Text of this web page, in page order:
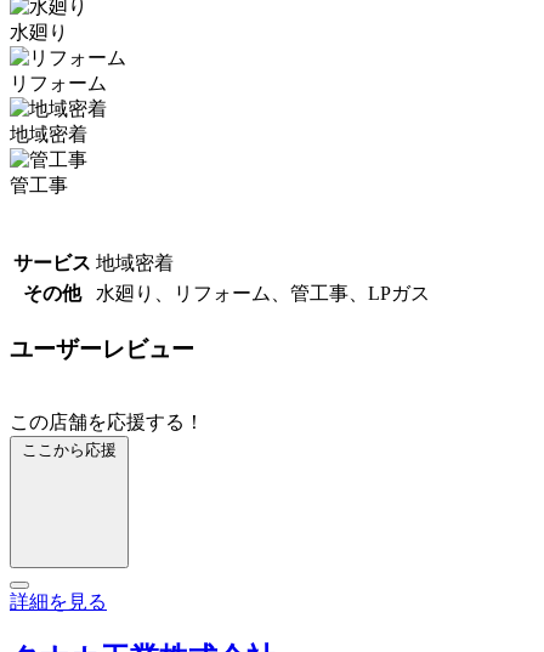
水廻り
リフォーム
地域密着
管工事
サービス 地域密着
その他
水廻り、リフォーム、管工事、LPガス
ユーザーレビュー
この店舗を応援する！
ここから応援
詳細を見る